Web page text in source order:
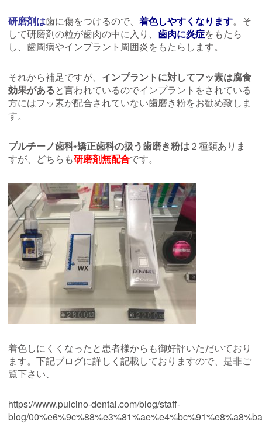
研磨剤は歯に傷をつけるので、 着色しやすくなります。そ
して研磨剤の粒が歯肉の中に入り、 歯肉に炎症をもたら
し、歯周病やインプラント周囲炎をもたらします。
それから補足ですが、 インプラントに対してフッ素は腐食
効果があると言われているのでインプラントをされている
方にはフッ素が配合されていない歯磨き粉をお勧め致しま
す。
プルチーノ歯科•矯正歯科の扱う歯磨き粉は２種類ありま
すが、どちらも研磨剤無配合です。
着色しにくくなったと患者様からも御好評いただいており
ます。下記ブログに詳しく記載しておりますので、是非ご
覧下さい、
https://www.pulcino-dental.com/blog/staff-
blog/